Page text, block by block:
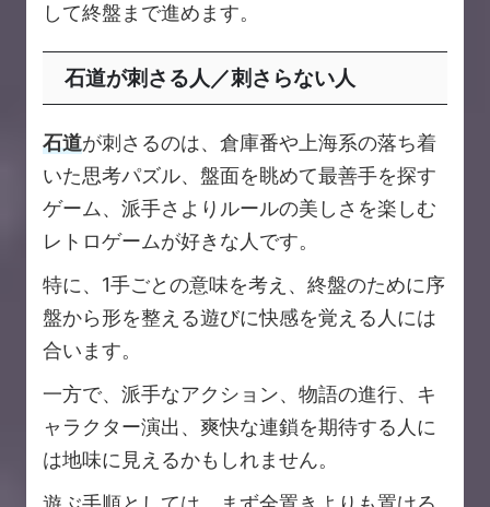
して終盤まで進めます。
石道が刺さる人／刺さらない人
石道が刺さるのは、倉庫番や上海系の落ち着
いた思考パズル、盤面を眺めて最善手を探す
ゲーム、派手さよりルールの美しさを楽しむ
レトロゲームが好きな人です。
特に、1手ごとの意味を考え、終盤のために序
盤から形を整える遊びに快感を覚える人には
合います。
一方で、派手なアクション、物語の進行、キ
ャラクター演出、爽快な連鎖を期待する人に
は地味に見えるかもしれません。